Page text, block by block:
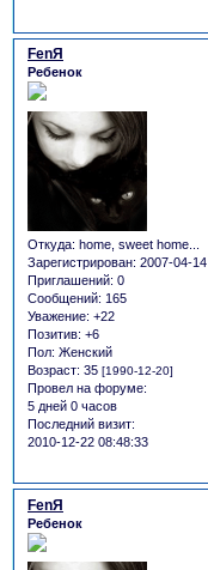
FеnЯ
Ребенок
Откуда: home, sweet home...
Зарегистрирован: 2007-04-14
Приглашений: 0
Сообщений: 165
Уважение: +22
Позитив: +6
Пол: Женский
Возраст: 35 [1990-12-20]
Провел на форуме:
5 дней 0 часов
Последний визит:
2010-12-22 08:48:33
FеnЯ
Ребенок